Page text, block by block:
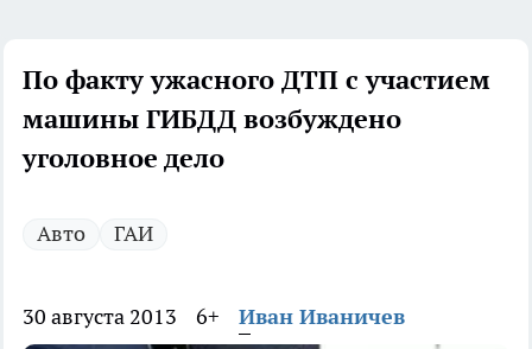
По факту ужасного ДТП с участием
машины ГИБДД возбуждено
уголовное дело
Авто ГАИ
30 августа 2013 6+ Иван Иваничев